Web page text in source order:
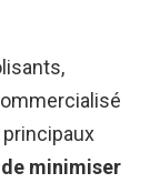
minimiser